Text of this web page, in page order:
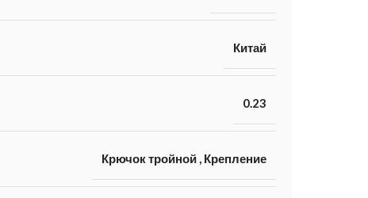
Китай
0.23
Крючок тройной Крепление